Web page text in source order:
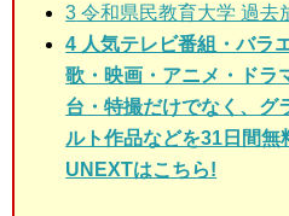
3 令和県民教育大学 過去
4 人気テレビ番組・バラ
歌・映画・アニメ・ドラ
台・特撮だけでなく、グ
ルト作品などを31日間無
UNEXTはこちら!